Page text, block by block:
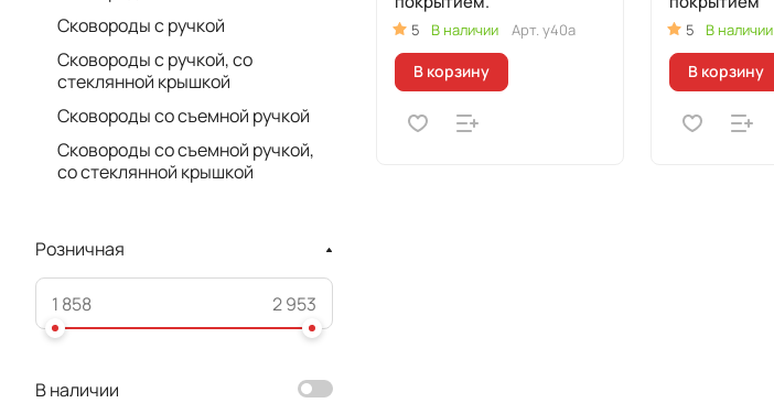
5 В наличии Арт. у40а
В корзину
5 В наличии
В корзину
Сковороды с ручкой
Сковороды с ручкой, со
стеклянной крышкой
Сковороды со съемной ручкой
Сковороды со съемной ручкой,
со стеклянной крышкой
Розничная
В наличии